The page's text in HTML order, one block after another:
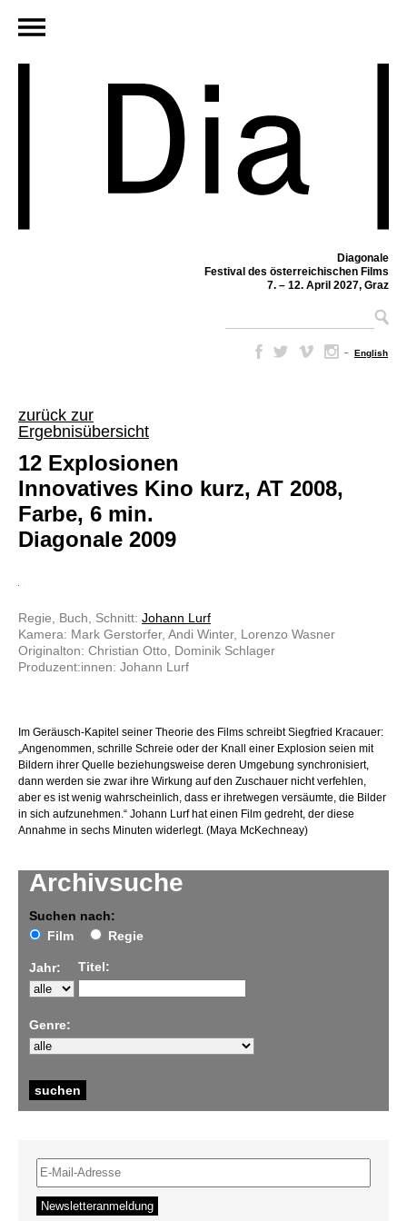
Diagonale
Festival des österreichischen Films
7. – 12. April 2027, Graz
– English
zurück zur
Ergebnisübersicht
Archivsuche
Suchen nach:
Film
Regie
Jahr: Titel:
Genre:
12 Explosionen
Innovatives Kino kurz, AT 2008,
Farbe, 6 min.
Diagonale 2009
Regie, Buch, Schnitt: Johann Lurf
Kamera: Mark Gerstorfer, Andi Winter, Lorenzo Wasner
Originalton: Christian Otto, Dominik Schlager
Produzent:innen: Johann Lurf
Im Geräusch-Kapitel seiner Theorie des Films schreibt Siegfried Kracauer:
„Angenommen, schrille Schreie oder der Knall einer Explosion seien mit
Bildern ihrer Quelle beziehungsweise deren Umgebung synchronisiert,
dann werden sie zwar ihre Wirkung auf den Zuschauer nicht verfehlen,
aber es ist wenig wahrscheinlich, dass er ihretwegen versäumte, die Bilder
in sich aufzunehmen.“ Johann Lurf hat einen Film gedreht, der diese
Annahme in sechs Minuten widerlegt. (Maya McKechneay)